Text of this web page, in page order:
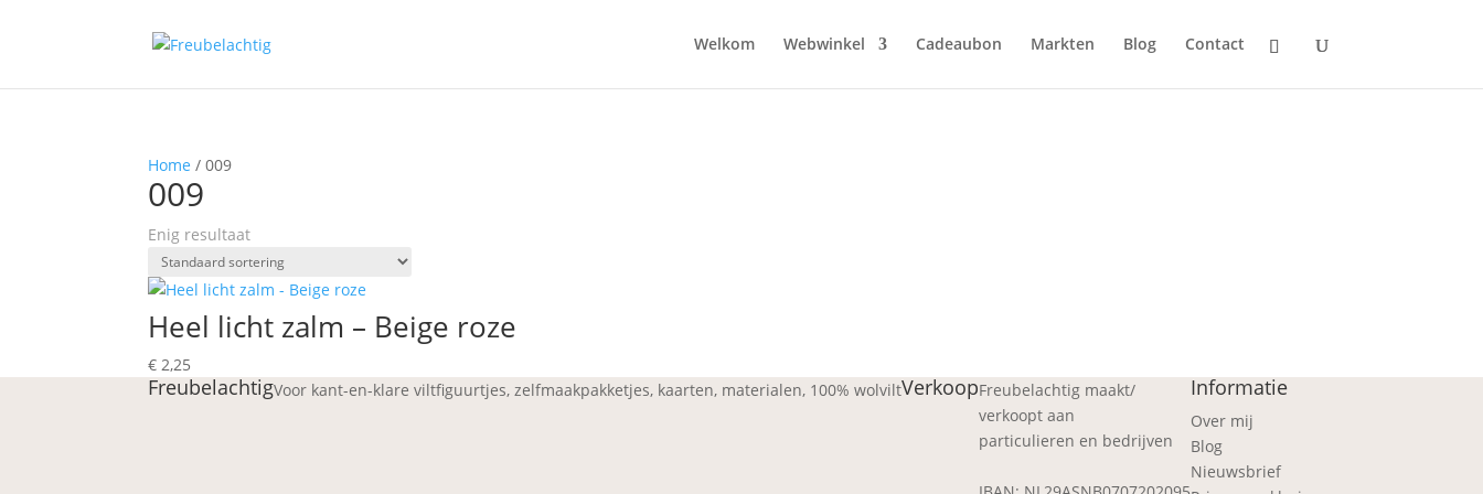
Welkom Webwinkel Cadeaubon Markten Blog Contact
Home / 009
009
Enig resultaat
Heel licht zalm – Beige roze
€ 2,25
FreubelachtigVoor kant-en-klare viltfiguurtjes, zelfmaakpakketjes, kaarten, materialen, 100% wolviltVerkoopFreubelachtig maakt/
verkoopt aan
particulieren en bedrijven
Informatie
Over mij
Blog
Nieuwsbrief